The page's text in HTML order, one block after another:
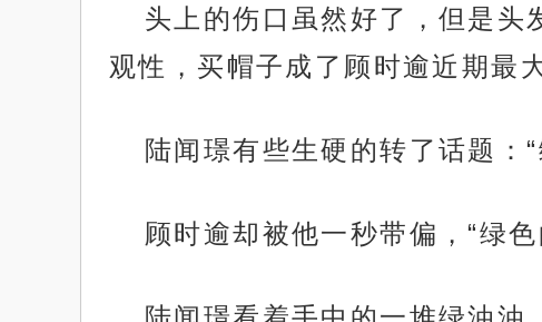
头上的伤口虽然好了，但是头
观性，买帽子成了顾时逾近期最
陆闻璟有些生硬的转了话题：
顾时逾却被他一秒带偏，“绿